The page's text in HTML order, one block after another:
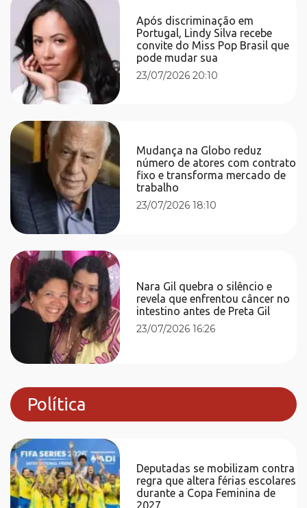
Após discriminação em
Portugal, Lindy Silva recebe
convite do Miss Pop Brasil que
pode mudar sua
23/07/2026 20:10
Mudança na Globo reduz
número de atores com contrato
fixo e transforma mercado de
trabalho
23/07/2026 18:10
Nara Gil quebra o silêncio e
revela que enfrentou câncer no
intestino antes de Preta Gil
23/07/2026 16:26
Política
Deputadas se mobilizam contra
regra que altera férias escolares
durante a Copa Feminina de
2027